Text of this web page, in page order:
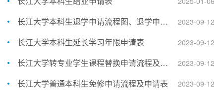
长江大学本科生退学申请流程图、退学申请表、退学离校程序单 2023-09-12
长江大学本科生延长学习年限申请表 2023-09-12
长江大学转专业学生课程替换申请流程及申请表 2023-09-12
长江大学普通本科生免修申请流程及申请表 2023-09-12